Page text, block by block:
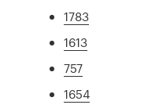
1783
1613
757
1654